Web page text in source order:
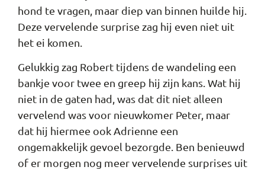
hond te vragen, maar diep van binnen huilde hij.
Deze vervelende surprise zag hij even niet uit
het ei komen.
Gelukkig zag Robert tijdens de wandeling een
bankje voor twee en greep hij zijn kans. Wat hij
niet in de gaten had, was dat dit niet alleen
vervelend was voor nieuwkomer Peter, maar
dat hij hiermee ook Adrienne een
ongemakkelijk gevoel bezorgde. Ben benieuwd
of er morgen nog meer vervelende surprises uit